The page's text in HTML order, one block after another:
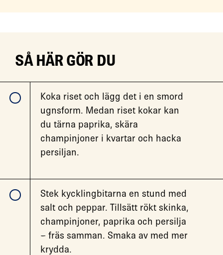
SÅ HÄR GÖR DU
Koka riset och lägg det i en smord
ugnsform. Medan riset kokar kan
du tärna paprika, skära
champinjoner i kvartar och hacka
persiljan.
Stek kycklingbitarna en stund med
salt och peppar. Tillsätt rökt skinka,
champinjoner, paprika och persilja
– fräs samman. Smaka av med mer
krydda.